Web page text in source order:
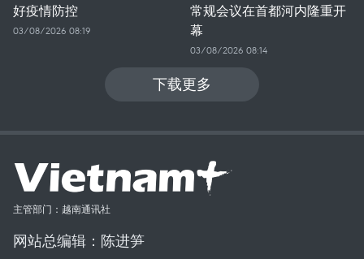
好疫情防控
03/08/2026 08:19
常规会议在首都河内隆重开
幕
03/08/2026 08:14
下载更多
主管部门：越南通讯社
网站总编辑：陈进笋